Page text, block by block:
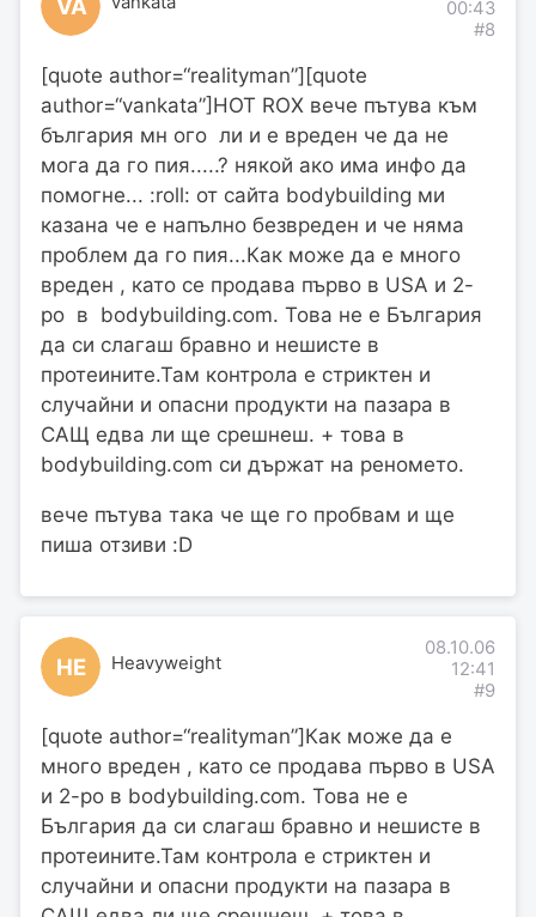
VA
00:43
#8
[quote author=“realityman”][quote
author=“vankata”]HOT ROX вече пътува към
българия мн ого ли и е вреден че да не
мога да го пия.....? някой ако има инфо да
помогне... :roll: от сайта bodybuilding ми
казана че е напълно безвреден и че няма
проблем да го пия...Как може да е много
вреден , като се продава първо в USA и 2-
ро в bodybuilding.com. Това не е България
да си слагаш бравно и нешисте в
протеините.Там контрола е стриктен и
случайни и опасни продукти на пазара в
САЩ едва ли ще срешнеш. + това в
bodybuilding.com си държат на реномето.
вече пътува така че ще го пробвам и ще
пиша отзиви :D
HE Heavyweight
08.10.06
12:41
#9
[quote author=“realityman”]Как може да е
много вреден , като се продава първо в USA
и 2-ро в bodybuilding.com. Това не е
България да си слагаш бравно и нешисте в
протеините.Там контрола е стриктен и
случайни и опасни продукти на пазара в